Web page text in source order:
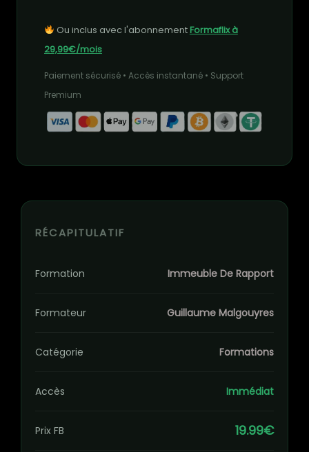
Ou inclus avec l'abonnementFormaflix à
29,99€/mois
Paiement sécurisé • Accès instantané • Support
Premium
RÉCAPITULATIF
Formation Immeuble De Rapport
Formateur Guillaume Malgouyres
Catégorie Formations
Accès Immédiat
Prix FB 19.99€